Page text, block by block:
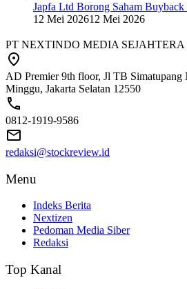
Japfa Ltd Borong Saham
12 Mei 202612 Mei 2026
PT NEXTINDO MEDIA SEJAHTERA
AD Premier 9th floor, Jl TB Simatupang
Minggu, Jakarta Selatan 12550
0812-1919-9586
redaksi@stockreview.id
Menu
Indeks Berita
Nextizen
Pedoman Media Siber
Redaksi
Top Kanal